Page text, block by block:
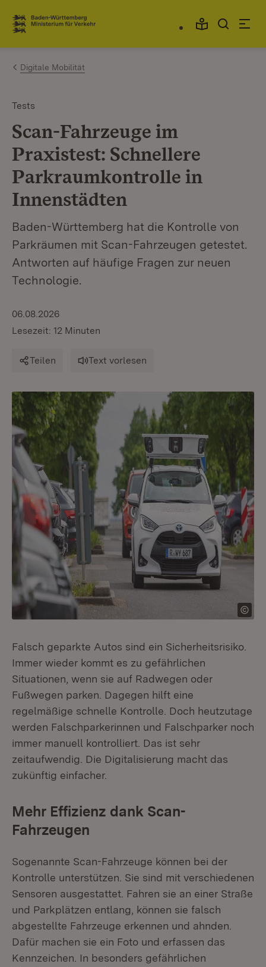
Zum Inhalt springen
Link zur Startseite
Digitale Mobilität
Tests
Scan-Fahrzeuge im
Praxistest: Schnellere
Parkraumkontrolle in
Innenstädten
Baden-Württemberg hat die Kontrolle von
Parkräumen mit Scan-Fahrzeugen getestet.
Antworten auf häufige Fragen zur neuen
Technologie.
06.08.2026
Lesezeit: 12 Minuten
Teilen Text vorlesen
Falsch geparkte Autos sind ein Sicherheitsrisiko.
Immer wieder kommt es zu gefährlichen
Situationen, wenn sie auf Radwegen oder
Fußwegen parken. Dagegen hilft eine
regelmäßige schnelle Kontrolle. Doch heutzutage
werden Falschparkerinnen und Falschparker noch
immer manuell kontrolliert. Das ist sehr
zeitaufwendig. Die Digitalisierung macht das
zukünftig einfacher.
Mehr Effizienz dank Scan-
Fahrzeugen
Sogenannte Scan-Fahrzeuge können bei der
Kontrolle unterstützen. Sie sind mit verschiedenen
Sensoren ausgestattet. Fahren sie an einer Straße
und Parkplätzen entlang, können sie falsch
abgestellte Fahrzeuge erkennen und ahnden.
Dafür machen sie ein Foto und erfassen das
Kennzeichen. In besonders gefährlichen